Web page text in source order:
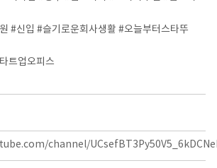
#신입 #슬기로운회사생활 #오늘부터스타뚜
트업오피스
channel/